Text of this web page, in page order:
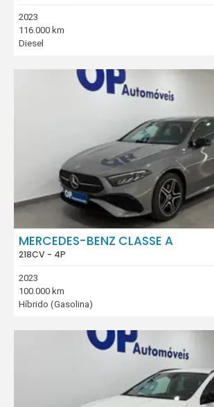
2023
116.000 km
Diesel
MERCEDES-BENZ CLASSE A
218CV - 4P
2023
100.000 km
Híbrido (Gasolina)